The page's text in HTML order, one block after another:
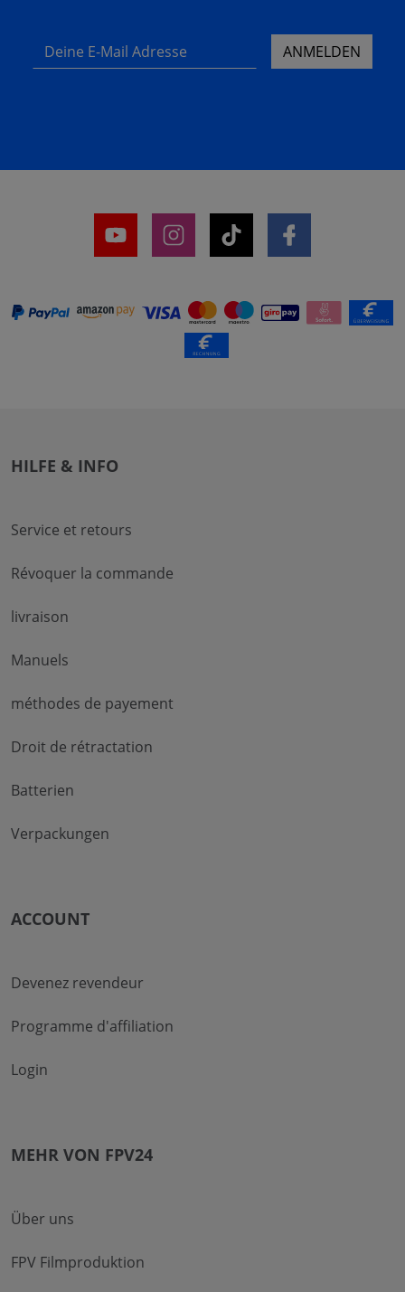
Deine E-Mail Adresse ANMELDEN
HILFE & INFO
Service et retours
Révoquer la commande
livraison
Manuels
méthodes de payement
Droit de rétractation
Batterien
Verpackungen
ACCOUNT
Devenez revendeur
Programme d'affiliation
Login
MEHR VON FPV24
Über uns
FPV Filmproduktion